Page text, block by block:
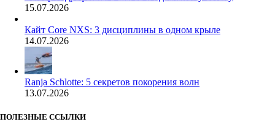
15.07.2026
Кайт Core NXS: 3 дисциплины в одном крыле
14.07.2026
Ranja Schlotte: 5 секретов покорения волн
13.07.2026
ПОЛЕЗНЫЕ ССЫЛКИ